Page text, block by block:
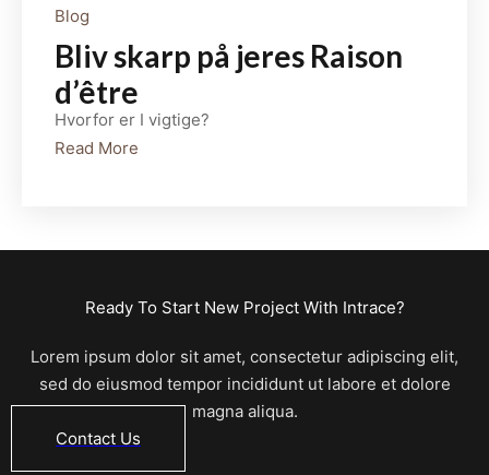
Blog
Bliv skarp på jeres Raison
d’être
Hvorfor er I vigtige?
Read More
Ready To Start New Project With Intrace?
Lorem ipsum dolor sit amet, consectetur adipiscing elit,
sed do eiusmod tempor incididunt ut labore et dolore
magna aliqua.
Contact Us